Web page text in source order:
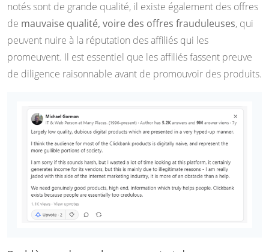
notés sont de grande qualité, il existe également des offres
de mauvaise qualité, voire des offres frauduleuses, qui
peuvent nuire à la réputation des affiliés qui les
promeuvent. Il est essentiel que les affiliés fassent preuve
de diligence raisonnable avant de promouvoir des produits.